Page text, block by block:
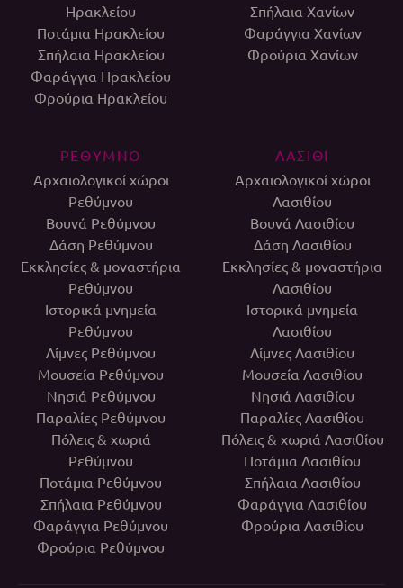
Ηρακλείου
Ποτάμια Ηρακλείου
Σπήλαια Ηρακλείου
Φαράγγια Ηρακλείου
Φρούρια Ηρακλείου
Σπήλαια Χανίων
Φαράγγια Χανίων
Φρούρια Χανίων
ΡΕΘΥΜΝΟ
Αρχαιολογικοί χώροι
Ρεθύμνου
Βουνά Ρεθύμνου
Δάση Ρεθύμνου
Εκκλησίες & μοναστήρια
Ρεθύμνου
Ιστορικά μνημεία
Ρεθύμνου
Λίμνες Ρεθύμνου
Μουσεία Ρεθύμνου
Νησιά Ρεθύμνου
Παραλίες Ρεθύμνου
Πόλεις & χωριά
Ρεθύμνου
Ποτάμια Ρεθύμνου
Σπήλαια Ρεθύμνου
Φαράγγια Ρεθύμνου
Φρούρια Ρεθύμνου
ΛΑΣΙΘΙ
Αρχαιολογικοί χώροι
Λασιθίου
Βουνά Λασιθίου
Δάση Λασιθίου
Εκκλησίες & μοναστήρια
Λασιθίου
Ιστορικά μνημεία
Λασιθίου
Λίμνες Λασιθίου
Μουσεία Λασιθίου
Νησιά Λασιθίου
Παραλίες Λασιθίου
Πόλεις & χωριά Λασιθίου
Ποτάμια Λασιθίου
Σπήλαια Λασιθίου
Φαράγγια Λασιθίου
Φρούρια Λασιθίου